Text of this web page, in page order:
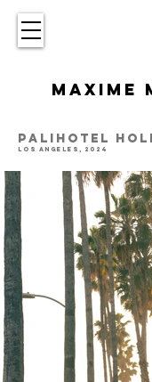
MAXIME
PALIHOTEL
LOS ANGELES, 2024